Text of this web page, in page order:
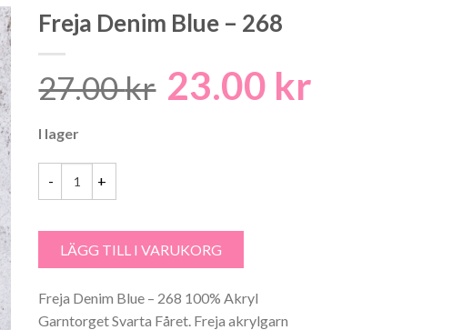
Freja Denim Blue – 268
27.00kr Det
23.00 kr
I lager
LÄGG TILL I VARUKORG
Freja Denim Blue – 268 100% Akryl
Garntorget Svarta Fåret. Freja akrylgarn